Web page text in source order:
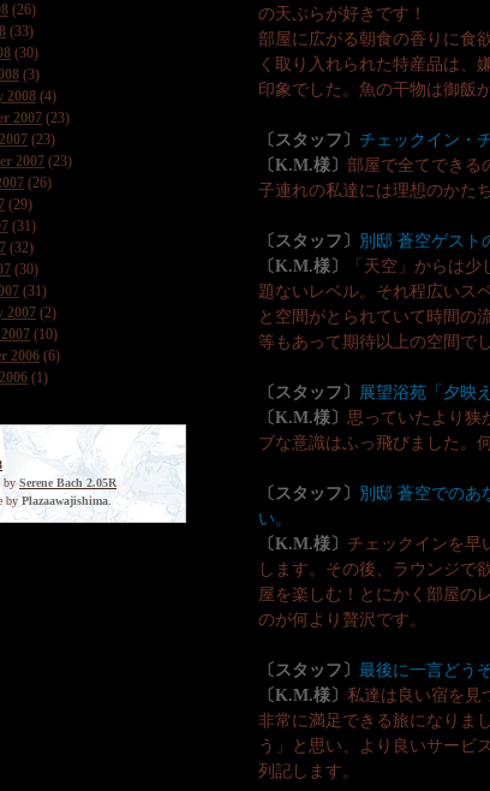
(26)
(33)
(30)
(3)
2008 (4)
2007 (23)
(23)
2007 (23)
(26)
(29)
(31)
(32)
(30)
(31)
2007 (2)
(10)
2006 (6)
(1)
bySerene Bach 2.05R
by Plazaawajishima
の天ぷらが好きです！
部屋に広がる朝食の香りに食
く取り入れられた特産品は、
印象でした。魚の干物は御飯
〔スタッフ〕 チェックイン・
〔K.M.様〕 部屋で全てできる
子連れの私達には理想のかた
〔スタッフ〕 別邸 蒼空ゲスト
〔K.M.様〕
「天空」からは
題ないレベル。それ程広いス
と空間がとられていて時間の
等もあって期待以上の空間でし
〔スタッフ〕
展望浴苑「夕映
〔K.M.様〕 思っていたより狭
ブな意識はふっ飛びました。
〔スタッフ〕 別邸 蒼空でのあ
い。
〔K.M.様〕 チェックインを早
します。その後、ラウンジで
屋を楽しむ！とにかく部屋の
のが何より贅沢です。
〔スタッフ〕 最後に一言どう
〔K.M.様〕 私達は良い宿を見
非常に満足できる旅になりま
う」と思い、より良いサービ
列記します。